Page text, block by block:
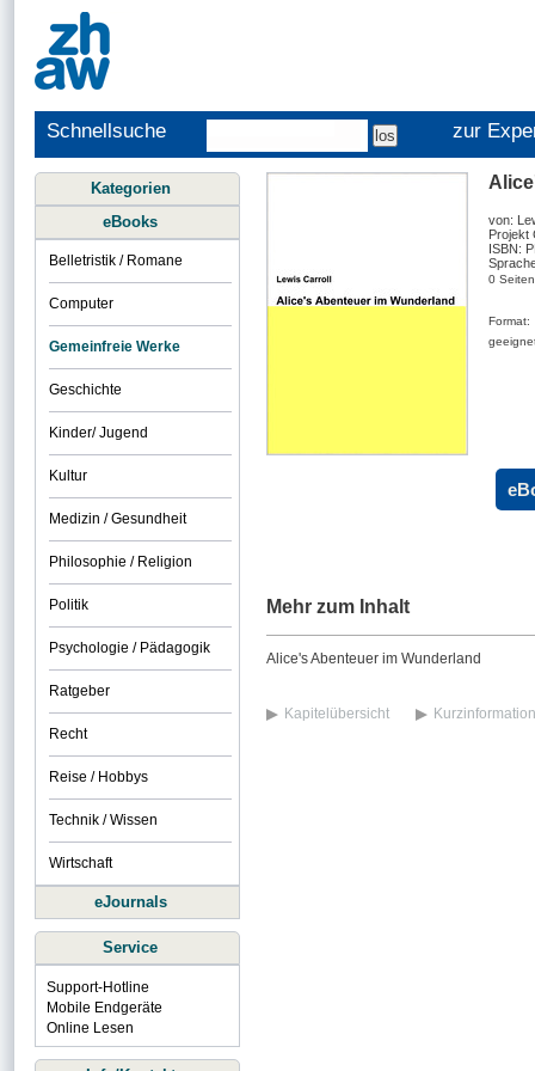
Schnellsuche zur
von:
Projekt
ISBN:
0 Seiten
Format:
Mehr zum Inhalt
Alice's Abenteuer im Wunderland
Kapitelübersicht Kurzinformation
Kategorien
eBooks
Belletristik / Romane
Computer
Gemeinfreie Werke
Geschichte
Kinder/ Jugend
Kultur
Medizin / Gesundheit
Philosophie / Religion
Politik
Psychologie / Pädagogik
Ratgeber
Recht
Reise / Hobbys
Technik / Wissen
Wirtschaft
eJournals
Service
Support-Hotline
Mobile Endgeräte
Online Lesen